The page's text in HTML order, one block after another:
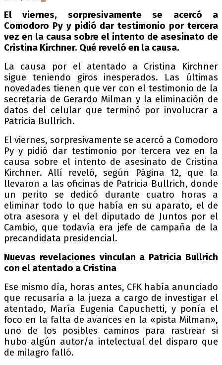
El viernes, sorpresivamente se acercó a
Comodoro Py y pidió dar testimonio por tercera
vez en la causa sobre el intento de asesinato de
Cristina Kirchner. Qué reveló en la causa.
La causa por el atentado a Cristina Kirchner
sigue teniendo giros inesperados. Las últimas
novedades tienen que ver con el testimonio de la
secretaria de Gerardo Milman y la eliminación de
datos del celular que terminó por involucrar a
Patricia Bullrich.
El viernes, sorpresivamente se acercó a Comodoro
Py y pidió dar testimonio por tercera vez en la
causa sobre el intento de asesinato de Cristina
Kirchner. Allí reveló, según Página 12, que la
llevaron a las oficinas de Patricia Bullrich, donde
un perito se dedicó durante cuatro horas a
eliminar todo lo que había en su aparato, el de
otra asesora y el del diputado de Juntos por el
Cambio, que todavía era jefe de campaña de la
precandidata presidencial.
Nuevas revelaciones vinculan a Patricia Bullrich
con el atentado a Cristina
Ese mismo día, horas antes, CFK había anunciado
que recusaría a la jueza a cargo de investigar el
atentado, María Eugenia Capuchetti, y ponía el
foco en la falta de avances en la «pista Milman»,
uno de los posibles caminos para rastrear si
hubo algún autor/a intelectual del disparo que
de milagro falló.